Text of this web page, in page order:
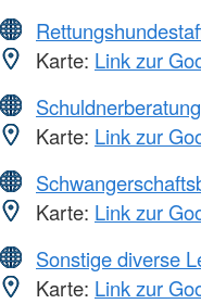
Karte: Link zur
Schuldnerberatung
Karte: Link zur
Karte: Link zur
Sonstige diverse
Karte: Link zur